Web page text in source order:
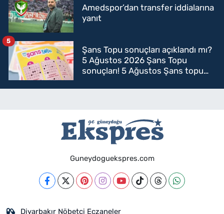
Amedspor’dan transfer iddialarına
yanıt
Şans Topu sonuçları açıklandı mı?
5 Ağustos 2026 Şans Topu
sonuçları! 5 Ağustos Şans topu
5
Guneydoguekspres.com
Diyarbakır Nöbetçi Eczaneler